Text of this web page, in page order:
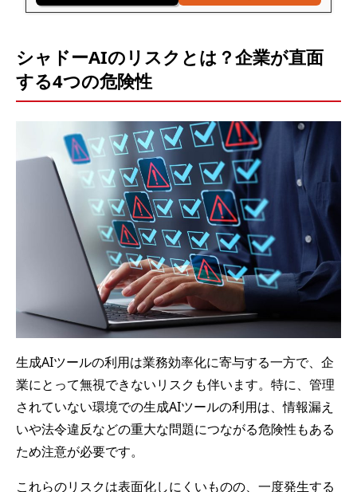
シャドーAIのリスクとは？企業が直面
する4つの危険性
生成AIツールの利用は業務効率化に寄与する一方で、企
業にとって無視できないリスクも伴います。特に、管理
されていない環境での生成AIツールの利用は、情報漏え
いや法令違反などの重大な問題につながる危険性もある
ため注意が必要です。
これらのリスクは表面化しにくいものの、一度発生する